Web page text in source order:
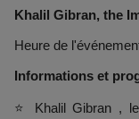
Khalil Gibran, the
Heure de
Informations et
⭐ Khalil Gibran ,